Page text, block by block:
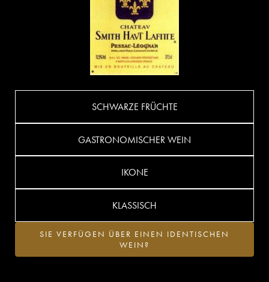
SCHWARZE FRÜCHTE
GASTRONOMISCHER WEIN
IKONE
KLASSISCH
SIE VERFÜGEN ÜBER EINEN IDENTISCHEN
WEIN?